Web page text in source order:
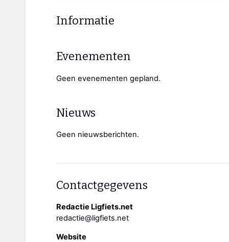
Informatie
Evenementen
Geen evenementen gepland.
Nieuws
Geen nieuwsberichten.
Contactgegevens
Redactie Ligfiets.net
redactie@ligfiets.net
Website